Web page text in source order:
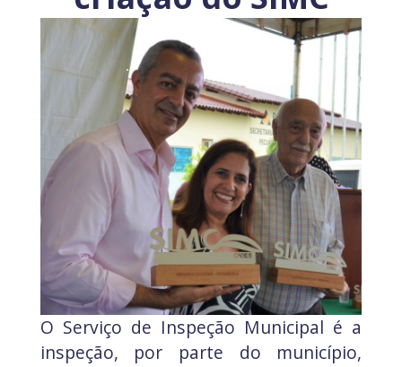
O Serviço de Inspeção Municipal é a
inspeção, por parte do município,